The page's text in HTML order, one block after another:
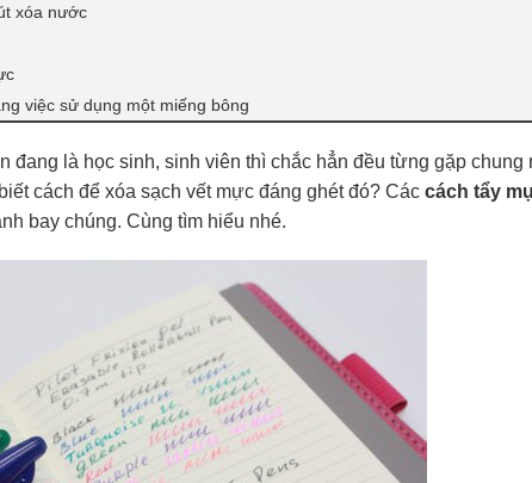
xóa nước
việc sử dụng một miếng bông
đang là học sinh, sinh viên thì chắc hẳn đều từng gặp chung
cách để xóa sạch vết mực đáng ghét đó? Các cách tẩy
bay chúng. Cùng tìm hiểu nhé.